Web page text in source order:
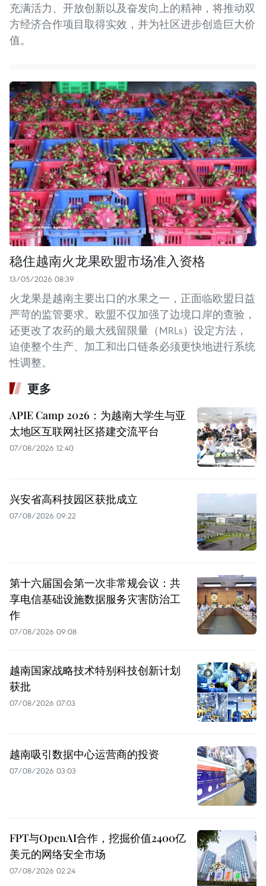
充满活力、开放创新以及奋发向上的精神，将推动双
方经济合作项目取得实效，并为社区进步创造巨大价
值。
稳住越南火龙果欧盟市场准入资格
13/05/2026 08:39
火龙果是越南主要出口的水果之一，正面临欧盟日益
严苛的监管要求。欧盟不仅加强了边境口岸的查验，
还更改了农药的最大残留限量（MRLs）设定方法，
迫使整个生产、加工和出口链条必须更快地进行系统
性调整。
更多
APIE Camp 2026：为越南大学生与亚
太地区互联网社区搭建交流平台
07/08/2026 12:40
兴安省高科技园区获批成立
07/08/2026 09:22
第十六届国会第一次非常规会议：共
享电信基础设施数据服务灾害防治工
作
07/08/2026 09:08
越南国家战略技术特别科技创新计划
获批
07/08/2026 07:03
越南吸引数据中心运营商的投资
07/08/2026 03:03
FPT与OpenAI合作，挖掘价值2400亿
美元的网络安全市场
07/08/2026 02:24